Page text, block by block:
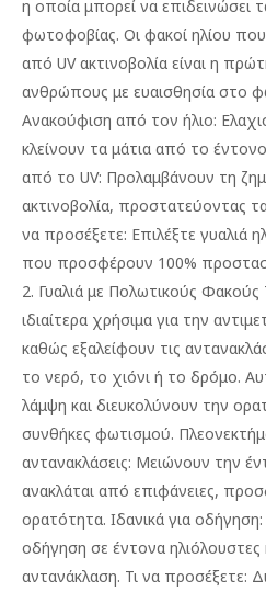
η οποία μπορεί να επιδεινώσει
φωτοφοβίας. Οι φακοί ηλίου
από UV ακτινοβολία είναι η
ανθρώπους με ευαισθησία στο
Ανακούφιση από τον ήλιο:
κλείνουν τα μάτια από το
από το UV: Προλαμβάνουν τη
ακτινοβολία, προστατεύοντας
να προσέξετε: Επιλέξτε γυαλιά
που προσφέρουν 100%
2. Γυαλιά με Πολωτικούς Φακούς
ιδιαίτερα χρήσιμα για την
καθώς εξαλείφουν τις
το νερό, το χιόνι ή το δρόμο.
λάμψη και διευκολύνουν την
συνθήκες φωτισμού.
αντανακλάσεις: Μειώνουν την
ανακλάται από επιφάνειες,
ορατότητα. Ιδανικά για
οδήγηση σε έντονα ηλιόλουστες
αντανάκλαση. Τι να προσέξετε: